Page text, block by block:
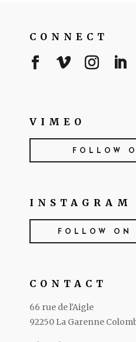
CONNECT
VIMEO
FOLLOW
INSTAGRAM
FOLLOW ON
CONTACT
66 rue de l'Aigle
92250 La Garenne